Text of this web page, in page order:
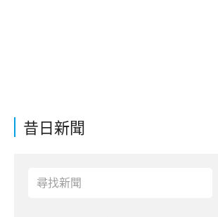
昔日新聞